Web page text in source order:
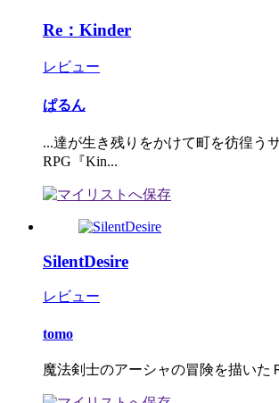
Re：Kinder
レビュー
ぱるん
...達が生き残りをかけて町を彷徨う
RPG『Kin...
SilentDesire
レビュー
tomo
魔法剣士のアーシャの冒険を描いた